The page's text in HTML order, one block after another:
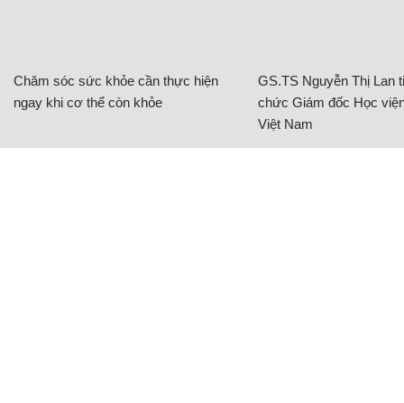
Chăm sóc sức khỏe cần thực hiện
ngay khi cơ thể còn khỏe
GS.TS Nguyễn Thị Lan
chức Giám đốc Học
Việt Nam